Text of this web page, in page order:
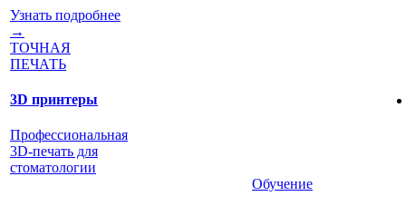
Узнать подробнее
→
ТОЧНАЯ
ПЕЧАТЬ
3D принтеры
Профессиональная
3D-печать для
стоматологии
Обучение